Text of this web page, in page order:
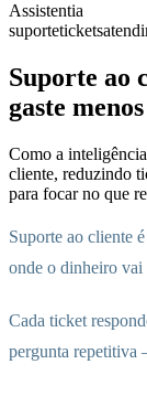
Assistentia
suportetickets
Suporte ao
gaste menos
Como a
cliente, reduzindo
para focar no que
Suporte ao cliente
onde o dinheiro vai
Cada ticket
pergunta repetitiva